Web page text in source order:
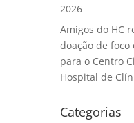
2026
Amigos do HC
doação de
para o Centro
Hospital de
Categorias